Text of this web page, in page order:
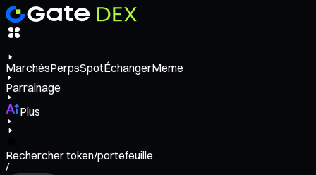
MarchésPerpsSpotÉchangerMeme
Parrainage
Plus
Rechercher token/portefeuille
/